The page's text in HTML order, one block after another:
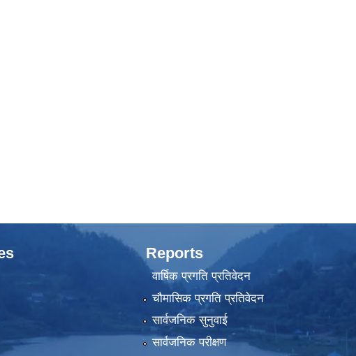
Reports
वार्षिक प्रगति प्रतिवेदन
चौमासिक प्रगति प्रतिवेदन
सार्वजनिक सुनुवाई
सार्वजनिक परीक्षण